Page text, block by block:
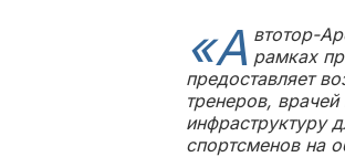
«А втотор-
рамках
предоставляет
тренеров,
инфраструктуру
спортсменов на